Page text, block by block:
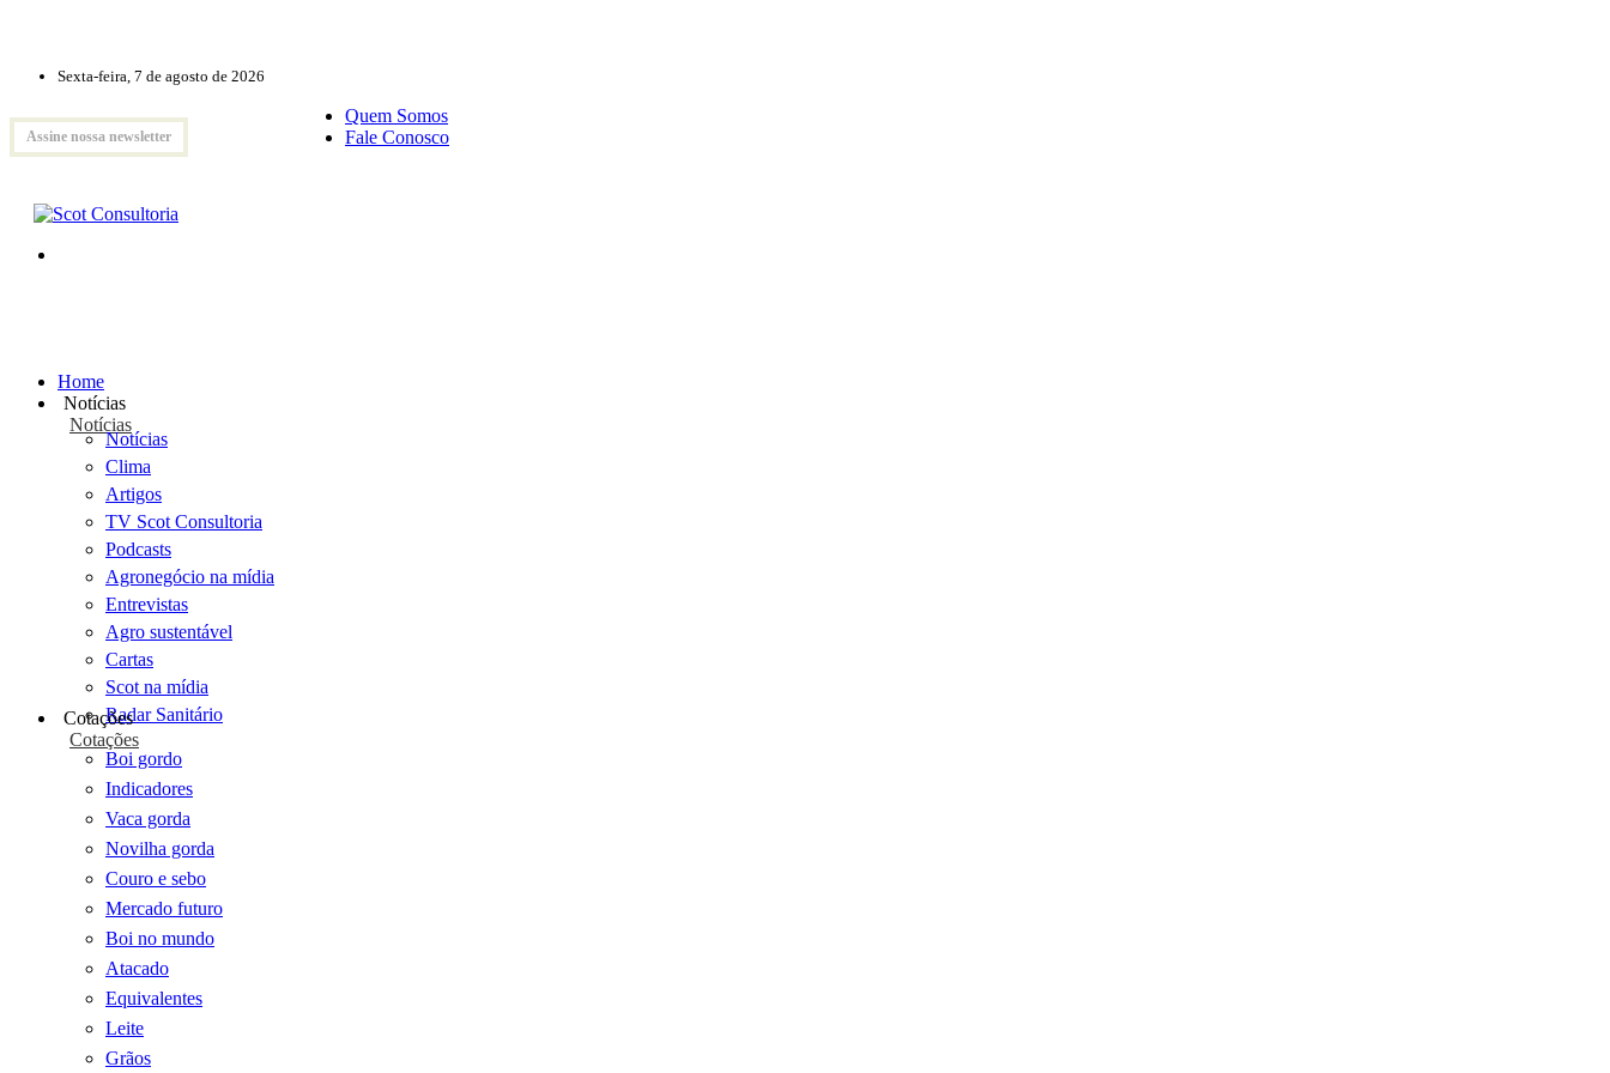
Sexta-feira, 7 de agosto de 2026
Assine nossa newsletter
Quem Somos
Fale Conosco
Home
Notícias
Notícias
Notícias
Clima
Artigos
TV Scot Consultoria
Podcasts
Agronegócio na mídia
Entrevistas
Agro sustentável
Cartas
Scot na mídia
Radar Sanitário
Cotações
Cotações
Boi gordo
Indicadores
Vaca gorda
Novilha gorda
Couro e sebo
Mercado futuro
Boi no mundo
Atacado
Equivalentes
Leite
Grãos